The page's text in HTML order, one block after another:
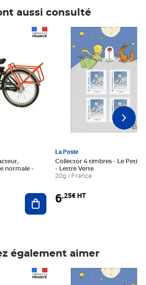
aussi consulté
Ajouter au panier
La Poste
Collector 4 timbres - Le Petit
- Lettre Verte
20g / France
6,25€ HT
Prix 6,25€ HT
également aimer
Prix 6,25€ HT